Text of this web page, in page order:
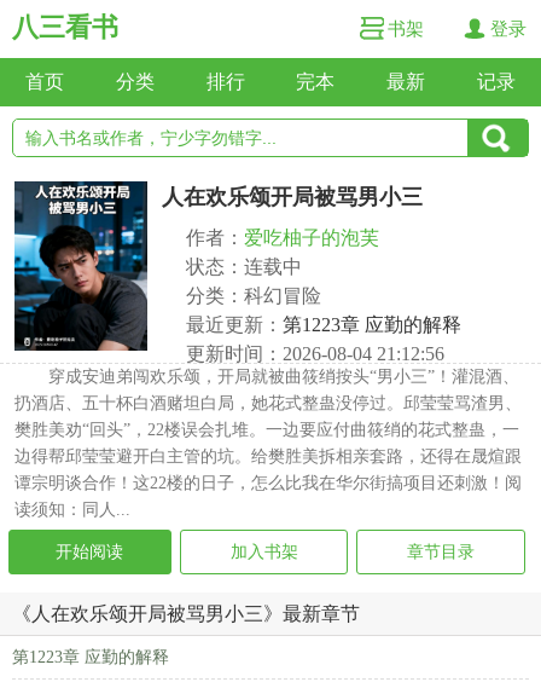
八三看书 书架 登录
首页 分类 排行 完本 最新 记录
人在欢乐颂开局被骂男小三
作者： 爱吃柚子的泡芙
状态：连载中
分类：科幻冒险
最近更新： 第1223章 应勤的解释
更新时间：2026-08-04 21:12:56
穿成安迪弟闯欢乐颂，开局就被曲筱绡按头“男小三”！灌混酒、
扔酒店、五十杯白酒赌坦白局，她花式整蛊没停过。邱莹莹骂渣男、
樊胜美劝“回头”，22楼误会扎堆。一边要应付曲筱绡的花式整蛊，一
边得帮邱莹莹避开白主管的坑。给樊胜美拆相亲套路，还得在晟煊跟
谭宗明谈合作！这22楼的日子，怎么比我在华尔街搞项目还刺激！阅
读须知：同人...
开始阅读 加入书架 章节目录
《人在欢乐颂开局被骂男小三》最新章节
第1223章 应勤的解释